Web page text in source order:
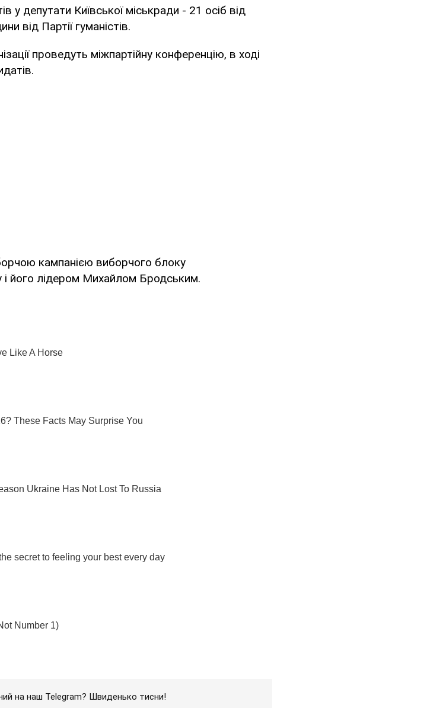
у депутати Київської міськради - 21 осіб від
від Партії гуманістів.
проведуть міжпартійну конференцію, в ході
кампанією виборчого блоку
його лідером Михайлом Бродським.
на наш Telegram? Швиденько тисни!